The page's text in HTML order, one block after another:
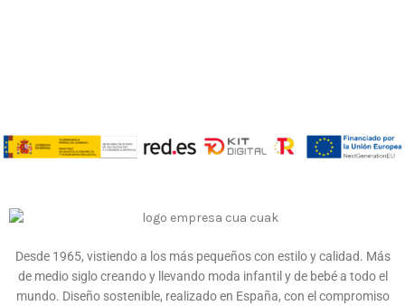
Desde 1965, vistiendo a los más pequeños con estilo y calidad. Más
de medio siglo creando y llevando moda infantil y de bebé a todo el
mundo. Diseño sostenible, realizado en España, con el compromiso